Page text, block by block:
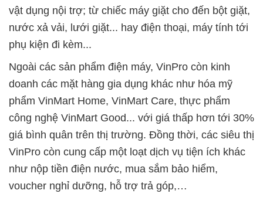
vật dụng nội trợ; từ chiếc máy giặt cho đến bột giặt,
nước xả vải, lưới giặt... hay điện thoại, máy tính tới
phụ kiện đi kèm...
Ngoài các sản phẩm điện máy, VinPro còn kinh
doanh các mặt hàng gia dụng khác như hóa mỹ
phẩm VinMart Home, VinMart Care, thực phẩm
công nghệ VinMart Good... với giá thấp hơn tới 30%
giá bình quân trên thị trường. Đồng thời, các siêu thị
VinPro còn cung cấp một loạt dịch vụ tiện ích khác
như nộp tiền điện nước, mua sắm bảo hiểm,
voucher nghỉ dưỡng, hỗ trợ trả góp,…